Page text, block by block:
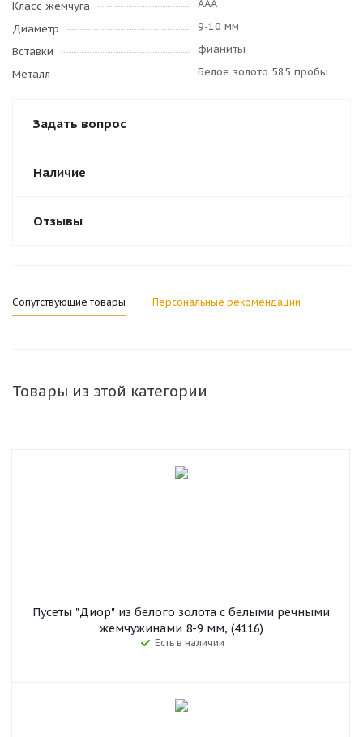
Класс жемчуга
AAA
Диаметр
9-10 мм
Вставки
фианиты
Металл
Белое золото 585 пробы
Задать вопрос
Наличие
Отзывы
Сопутствующие товары Персональные рекомендации
Товары из этой категории
Пусеты "Диор" из белого золота с белыми речными
жемчужинами 8-9 мм, (4116)
Есть в наличии